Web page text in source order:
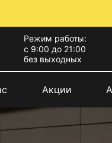
Режим работы:
с 9:00 до 21:00
без выходных
Акции